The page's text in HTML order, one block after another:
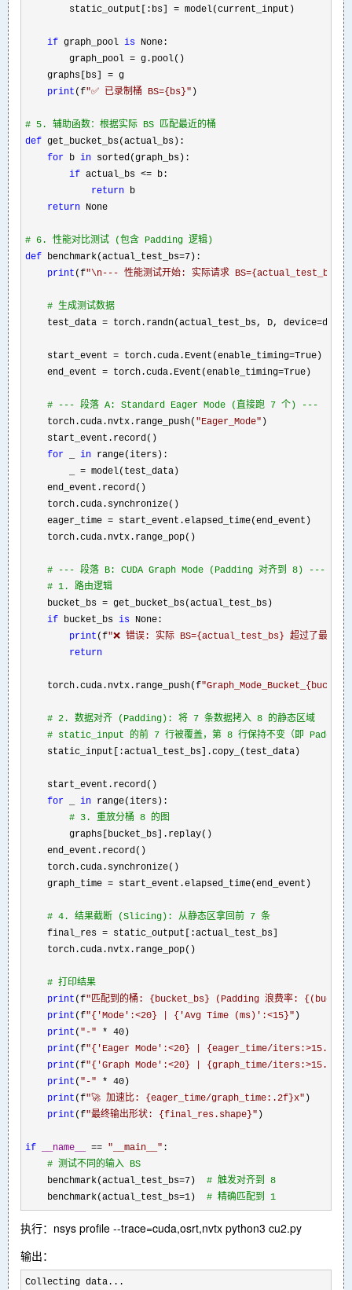
        static_output[:bs]
= model(current_input)
if graph_pool is None:
        graph_pool
= g.pool()
    graphs[bs]
= g
print (f"✅ 已录制桶 BS={bs}" )
# 5. 辅助函数：根据实际 BS 匹配最近的桶
def get_bucket_bs(actual_bs):
for b in sorted(graph_bs):
if actual_bs <= b:
return b
return None
# 6. 性能对比测试 (包含 Padding 逻辑)
def benchmark(actual_test_bs=7 ):
print (f"\n--- 性能测试开始: 实际请求 BS={actual_test_bs}
# 生成测试数据
    test_data = torch.randn(actual_test_bs, D, device=
    start_event
= torch.cuda.Event(enable_timing=True)
    end_event
= torch.cuda.Event(enable_timing=True)
# --- 段落 A: Standard Eager Mode (直接跑 7 个) ---
    torch.cuda.nvtx.range_push(
"Eager_Mode" )
    start_event.record()
for
in range(iters):
= model(test_data)
    end_event.record()
    torch.cuda.synchronize()
    eager_time
= start_event.elapsed_time(end_event)
    torch.cuda.nvtx.range_pop()
# --- 段落 B: CUDA Graph Mode (Padding 对齐到 8) ---
# 1. 路由逻辑
    bucket_bs =
get_bucket_bs(actual_test_bs)
if bucket_bs is None:
print (f"❌ 错误: 实际 BS={actual_test_bs} 超过了最大分
return
    torch.cuda.nvtx.range_push(f
"
# 2. 数据对齐 (Padding): 将 7 条数据拷入 8 的静态区域
# static_input 的前 7 行被覆盖，第 8 行保持不变（即 Padding
    static_input[:actual_test_bs].copy_(test_data)
    start_event.record()
for
in range(iters):
# 3. 重放分桶 8 的图
        graphs[bucket_bs].replay()
    end_event.record()
    torch.cuda.synchronize()
    graph_time
= start_event.elapsed_time(end_event)
# 4. 结果截断 (Slicing): 从静态区拿回前 7 条
    final_res =
static_output[:actual_test_bs]
    torch.cuda.nvtx.range_pop()
# 打印结果
print (f"匹配到的桶: {bucket_bs} (Padding 浪费率:
print (f"{'Mode':<20} | {'Avg Time (ms)':<15}" )
print ( " -" * 40 )
print (f"{'Eager Mode':<20} | {eager_time/iters:>15.4f}
print (f"{'Graph Mode':<20} | {graph_time/iters:>15.4f}
print ( " -" * 40 )
print (f"🚀 加速比: {eager_time/graph_time:.2f}x" )
print (f"最终输出形状: {final_res.shape}" )
if __name__ == " __main__ " :
# 测试不同的输入 BS
    benchmark(actual_test_bs=7)
# 触发对齐到 8
    benchmark(actual_test_bs=1)
# 精确匹配到 1
执行：nsys profile --trace=cuda,osrt,nvtx python3 cu2.py
输出：